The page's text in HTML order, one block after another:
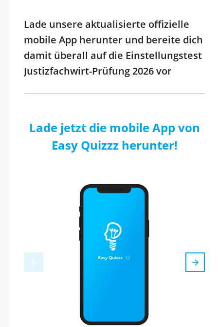
Lade unsere aktualisierte offizielle
mobile App herunter und bereite dich
damit überall auf die Einstellungstest
Justizfachwirt-Prüfung 2026 vor
Lade jetzt die mobile App von
Easy Quizzz herunter!